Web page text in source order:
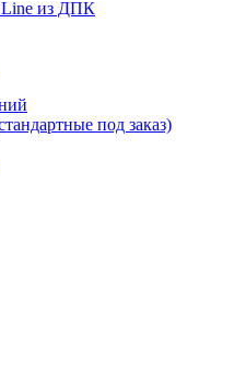
Line из ДПК
под заказ)